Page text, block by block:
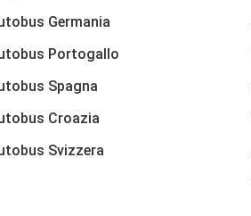
Germania
Portogallo
Spagna
Croazia
Svizzera